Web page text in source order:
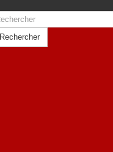
Rechercher